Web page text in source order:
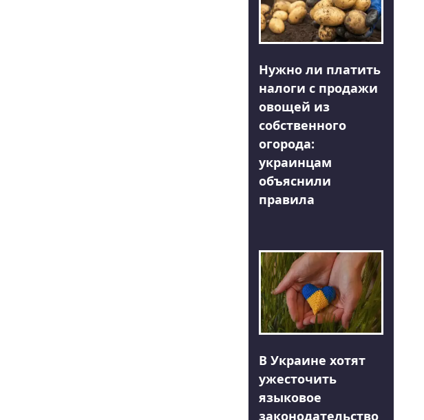
Нужно ли платить
налоги с продажи
овощей из
собственного
огорода:
украинцам
объяснили
правила
В Украине хотят
ужесточить
языковое
законодательство